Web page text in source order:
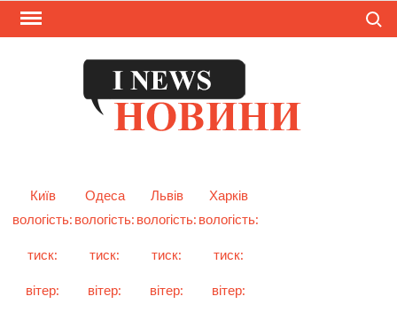
Skip
Київ
Одеса Львів
Харків
вологість:
тиск:
вітер:
вологість:
тиск:
вітер:
вологість:
тиск:
вітер:
вологість:
тиск:
вітер: